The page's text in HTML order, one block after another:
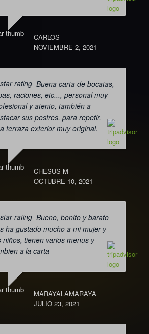
CARLOS
NOVIEMBRE 2, 2021
Buena carta de bocatas,
raciones, etc..., personal muy
y atento, también a
sus postres, para repetir,
terraza exterior muy original.
CHESUS M
OCTUBRE 10, 2021
Bueno, bonito y barato
ha gustado mucho a mi mujer y
niños, tienen varios menus y
a la carta
MARAYALAMARAYA
JULIO 23, 2021